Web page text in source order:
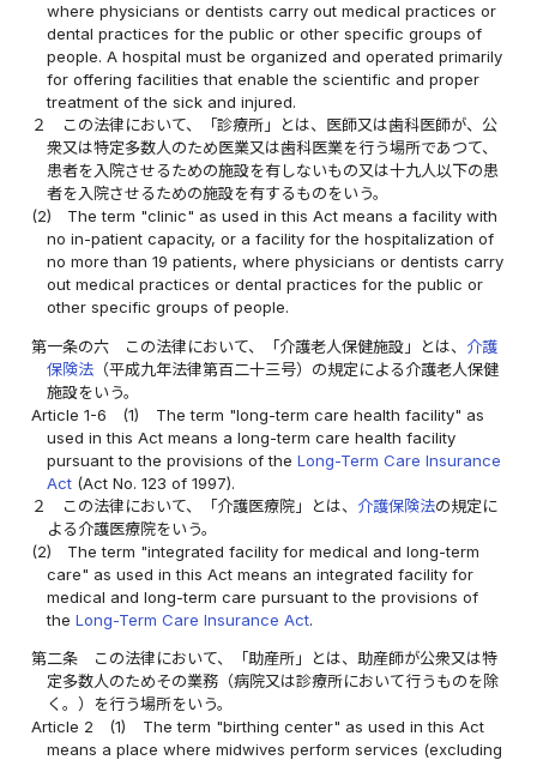
where physicians or dentists carry out medical practices or
dental practices for the public or other specific groups of
people. A hospital must be organized and operated primarily
for offering facilities that enable the scientific and proper
treatment of the sick and injured.
２
この法律において、「診療所」とは、医師又は歯科医師が、公
衆又は特定多数人のため医業又は歯科医業を行う場所であつて、
患者を入院させるための施設を有しないもの又は十九人以下の患
者を入院させるための施設を有するものをいう。
(2)
The term "clinic" as used in this Act means a facility with
no in-patient capacity, or a facility for the hospitalization of
no more than 19 patients, where physicians or dentists carry
out medical practices or dental practices for the public or
other specific groups of people.
第一条の六 この法律において、「介護老人保健施設」とは、 介護
保険法 （平成九年法律第百二十三号）の規定による介護老人保健
施設をいう。
Article 1-6
(1)
The term "long-term care health facility" as
used in this Act means a long-term care health facility
pursuant to the provisions of theLong-Term Care Insurance
Act (Act No. 123 of 1997).
２
この法律において、「介護医療院」とは、 介護保険法の規定に
よる介護医療院をいう。
(2)
The term "integrated facility for medical and long-term
care" as used in this Act means an integrated facility for
medical and long-term care pursuant to the provisions of
theLong-Term Care Insurance Act.
第二条
この法律において、「助産所」とは、助産師が公衆又は特
定多数人のためその業務（病院又は診療所において行うものを除
く。）を行う場所をいう。
Article 2
(1)
The term "birthing center" as used in this Act
means a place where midwives perform services (excluding